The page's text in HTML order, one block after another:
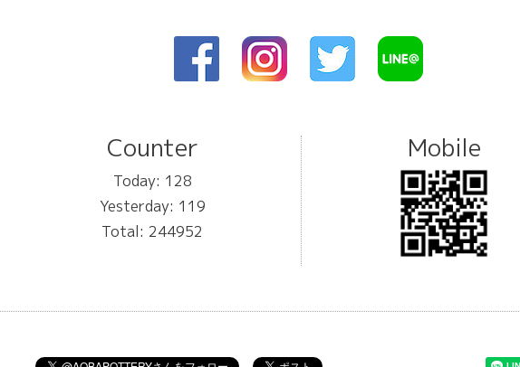
Counter
Today: 128
Yesterday: 119
Total: 244952
Mobile